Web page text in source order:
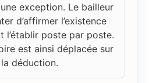
exception. Le bailleur
d’affirmer l’existence
l’établir poste par poste.
est ainsi déplacée sur
déduction.